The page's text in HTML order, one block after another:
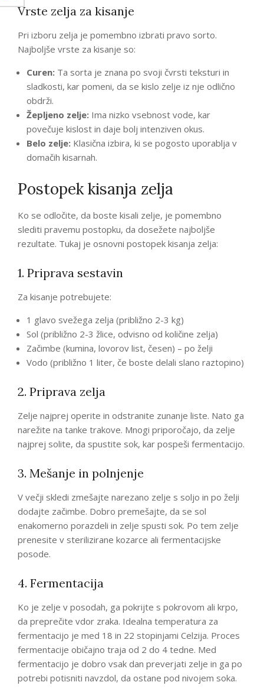
Vrste zelja za kisanje
Pri izboru zelja je pomembno izbrati pravo sorto.
Najboljše vrste za kisanje so:
Curen: Ta sorta je znana po svoji čvrsti teksturi in
sladkosti, kar pomeni, da se kislo zelje iz nje odlično
obdrži.
Žepljeno zelje: Ima nizko vsebnost vode, kar
povečuje kislost in daje bolj intenziven okus.
Belo zelje: Klasična izbira, ki se pogosto uporablja v
domačih kisarnah.
Postopek kisanja zelja
Ko se odločite, da boste kisali zelje, je pomembno
slediti pravemu postopku, da dosežete najboljše
rezultate. Tukaj je osnovni postopek kisanja zelja:
1. Priprava sestavin
Za kisanje potrebujete:
1 glavo svežega zelja (približno 2-3 kg)
Sol (približno 2-3 žlice, odvisno od količine zelja)
Začimbe (kumina, lovorov list, česen) – po želji
Vodo (približno 1 liter, če boste delali slano raztopino)
2. Priprava zelja
Zelje najprej operite in odstranite zunanje liste. Nato ga
narežite na tanke trakove. Mnogi priporočajo, da zelje
najprej solite, da spustite sok, kar pospeši fermentacijo.
3. Mešanje in polnjenje
V večji skledi zmešajte narezano zelje s soljo in po želji
dodajte začimbe. Dobro premešajte, da se sol
enakomerno porazdeli in zelje spusti sok. Po tem zelje
prenesite v sterilizirane kozarce ali fermentacijske
posode.
4. Fermentacija
Ko je zelje v posodah, ga pokrijte s pokrovom ali krpo,
da preprečite vdor zraka. Idealna temperatura za
fermentacijo je med 18 in 22 stopinjami Celzija. Proces
fermentacije običajno traja od 2 do 4 tedne. Med
fermentacijo je dobro vsak dan preverjati zelje in ga po
potrebi potisniti navzdol, da ostane pod nivojem soka.